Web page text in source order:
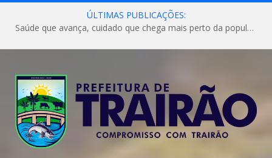
ÚLTIMAS PUBLICAÇÕES:
Saúde que avança, cuidado que chega mais perto da população!